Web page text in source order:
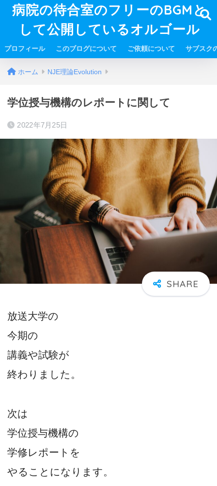
病院の待合室のフリーのBGMと
して公開しているオルゴール
プロフィール このブログについて ご依頼について サブスク
ホーム NJE理論Evolution
学位授与機構のレポートに関して
2022年7月25日
放送大学の
今期の
講義や試験が
終わりました。
次は
学位授与機構の
学修レポートを
やることになります。